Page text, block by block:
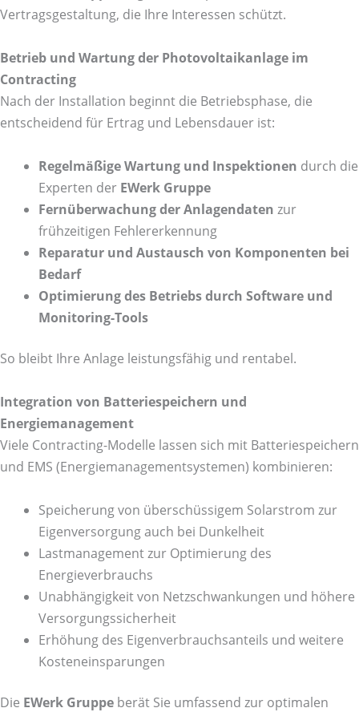
Vertragsgestaltung, die Ihre Interessen schützt.
Betrieb und Wartung der Photovoltaikanlage im
Contracting
Nach der Installation beginnt die Betriebsphase, die
entscheidend für Ertrag und Lebensdauer ist:
Regelmäßige Wartung und Inspektionen durch die
Experten der EWerk Gruppe
Fernüberwachung der Anlagendaten zur
frühzeitigen Fehlererkennung
Reparatur und Austausch von Komponenten bei
Bedarf
Optimierung des Betriebs durch Software und
Monitoring-Tools
So bleibt Ihre Anlage leistungsfähig und rentabel.
Integration von Batteriespeichern und
Energiemanagement
Viele Contracting-Modelle lassen sich mit Batteriespeichern
und EMS (Energiemanagementsystemen) kombinieren:
Speicherung von überschüssigem Solarstrom zur
Eigenversorgung auch bei Dunkelheit
Lastmanagement zur Optimierung des
Energieverbrauchs
Unabhängigkeit von Netzschwankungen und höhere
Versorgungssicherheit
Erhöhung des Eigenverbrauchsanteils und weitere
Kosteneinsparungen
Die EWerk Gruppe berät Sie umfassend zur optimalen